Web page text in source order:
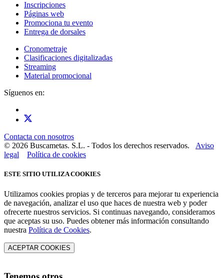
Inscripciones
Páginas web
Promociona tu evento
Entrega de dorsales
Cronometraje
Clasificaciones digitalizadas
Streaming
Material promocional
Síguenos en:
Contacta con nosotros
© 2026 Buscametas. S.L. - Todos los derechos reservados. Aviso
legal
Política de cookies
ESTE SITIO UTILIZA COOKIES
Utilizamos cookies propias y de terceros para mejorar tu experiencia
de navegación, analizar el uso que haces de nuestra web y poder
ofrecerte nuestros servicios. Si continuas navegando, consideramos
que aceptas su uso. Puedes obtener más información consultando
nuestra Política de Cookies.
ACEPTAR COOKIES